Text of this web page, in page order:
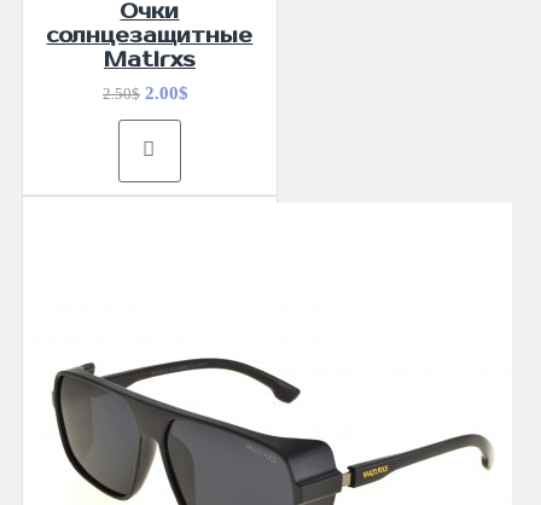
Очки
солнцезащитные
Matlrxs
2.50$ 2.00$